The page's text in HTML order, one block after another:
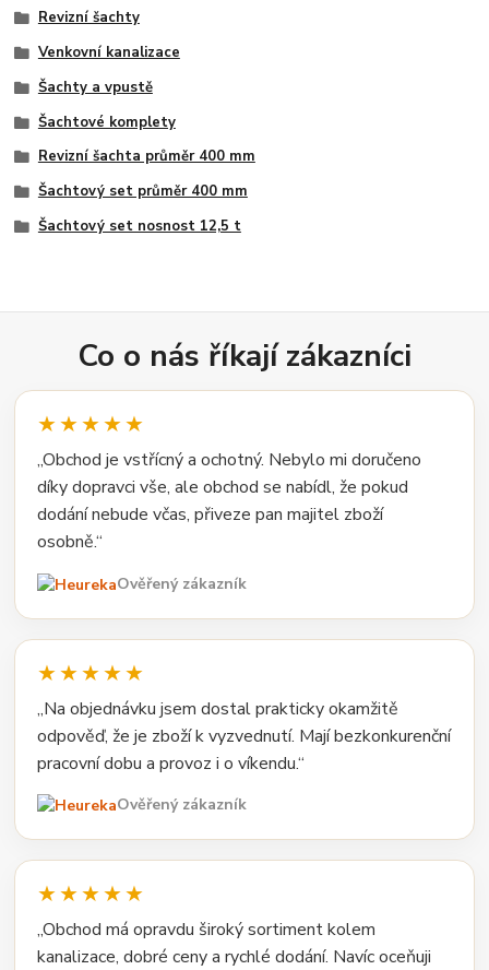
Revizní šachty
Venkovní kanalizace
Šachty a vpustě
Šachtové komplety
Revizní šachta průměr 400 mm
Šachtový set průměr 400 mm
Šachtový set nosnost 12,5 t
Co o nás říkají zákazníci
★★★★★
„Obchod je vstřícný a ochotný. Nebylo mi doručeno
díky dopravci vše, ale obchod se nabídl, že pokud
dodání nebude včas, přiveze pan majitel zboží
osobně.“
Ověřený zákazník
★★★★★
„Na objednávku jsem dostal prakticky okamžitě
odpověď, že je zboží k vyzvednutí. Mají bezkonkurenční
pracovní dobu a provoz i o víkendu.“
Ověřený zákazník
★★★★★
„Obchod má opravdu široký sortiment kolem
kanalizace, dobré ceny a rychlé dodání. Navíc oceňuji